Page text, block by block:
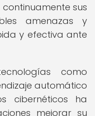
sus
amenazas y
y efectiva ante
como
automático
cibernéticos ha
mejorar su